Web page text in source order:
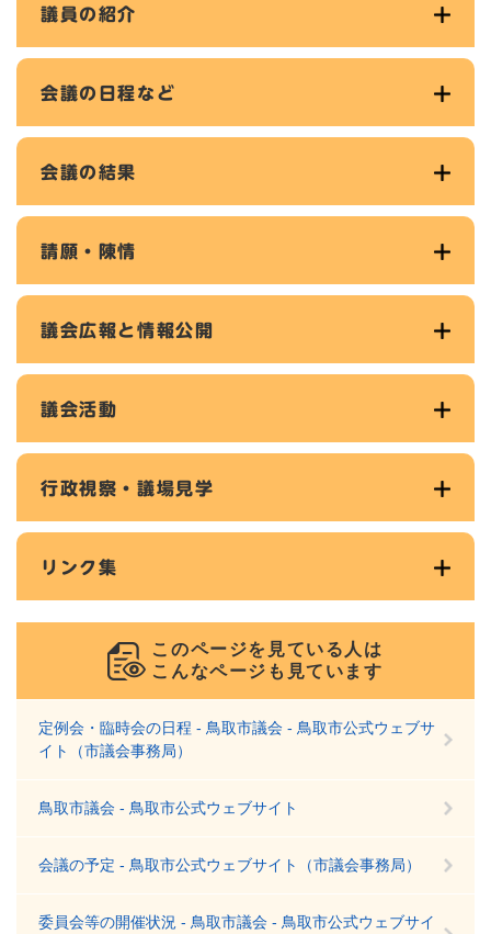
議員の紹介
会議の日程など
会議の結果
請願・陳情
議会広報と情報公開
議会活動
行政視察・議場見学
リンク集
このページを見ている人は
こんなページも見ています
定例会・臨時会の日程 - 鳥取市議会 - 鳥取市公式ウェブサ
イト（市議会事務局）
鳥取市議会 - 鳥取市公式ウェブサイト
会議の予定 - 鳥取市公式ウェブサイト（市議会事務局）
委員会等の開催状況 - 鳥取市議会 - 鳥取市公式ウェブサイ